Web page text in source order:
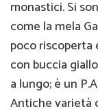
monastici. Si
come la mela
poco riscoperta
con buccia
a lungo; è un
Antiche varietà